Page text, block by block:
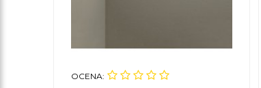
OCENA: